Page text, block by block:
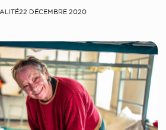
22 DÉCEMBRE 2020